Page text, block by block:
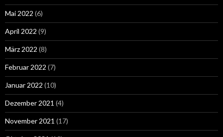
Mai 2022 (6)
April 2022 (9)
März 2022 (8)
Februar 2022 (7)
Januar 2022 (10)
Dezember 2021 (4)
November 2021 (17)